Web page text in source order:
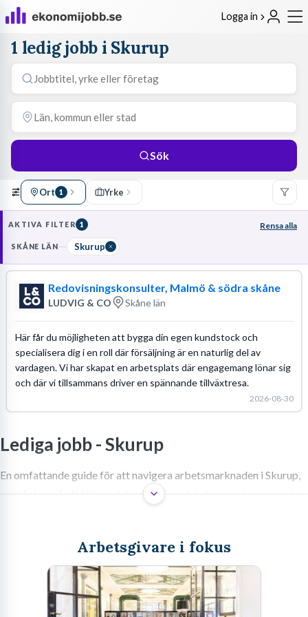
Logga in
1 ledig jobb i Skurup
Sök
Ort 1 Yrke
AKTIVA FILTER 1 Rensa alla
SKÅNE LÄN Skurup
Redovisningskonsulter, Malmö & södra skåne
LUDVIG & CO Skåne län
Här får du möjligheten att bygga din egen kundstock och
specialisera dig i en roll där försäljning är en naturlig del av
vardagen. Vi har skapat en arbetsplats där engagemang lönar sig
och där vi tillsammans driver en spännande tillväxtresa.
2026-08-30
Lediga jobb -Skurup
En omfattande guide för att navigera arbetsmarknaden i Skurup,
med fokus på att hitta och landa drömjobbet inom ekonomi och
Skurup, en pärla i södra Skåne, erbjuder en unik blandning av
Arbetsgivare i fokus